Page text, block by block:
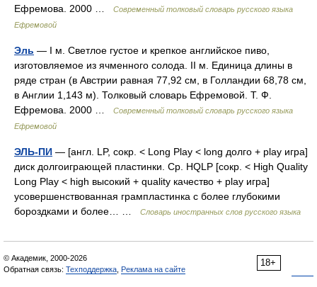
Ефремова. 2000 …
Современный толковый словарь русского языка
Ефремовой
Эль — I м. Светлое густое и крепкое английское пиво,
изготовляемое из ячменного солода. II м. Единица длины в
ряде стран (в Австрии равная 77,92 см, в Голландии 68,78 см,
в Англии 1,143 м). Толковый словарь Ефремовой. Т. Ф.
Ефремова. 2000 …
Современный толковый словарь русского языка
Ефремовой
ЭЛЬ-ПИ — [англ. LP, сокр. < Long Play < long долго + play игра]
диск долгоиграющей пластинки. Ср. HQLP [сокр. < High Quality
Long Play < high высокий + quality качество + play игра]
усовершенствованная грампластинка с более глубокими
бороздками и более… …
Словарь иностранных слов русского языка
18+
© Академик, 2000-2026
Обратная связь: Техподдержка Реклама на сайте